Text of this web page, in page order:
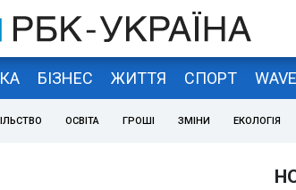
БІЗНЕС ЖИТТЯ СПОРТ WAVE
ОСВІТА ГРОШІ ЗМІНИ ЕКОЛОГІЯ